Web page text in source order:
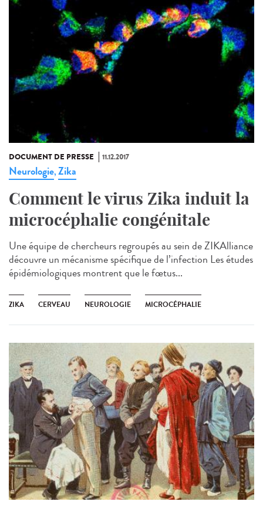
DOCUMENT DE PRESSE 11.12.2017
Neurologie,Zika
Comment le virus Zika induit la
microcéphalie congénitale
Une équipe de chercheurs regroupés au sein de ZIKAlliance
découvre un mécanisme spécifique de l’infection Les études
épidémiologiques montrent que le fœtus...
ZIKA CERVEAU NEUROLOGIE MICROCÉPHALIE